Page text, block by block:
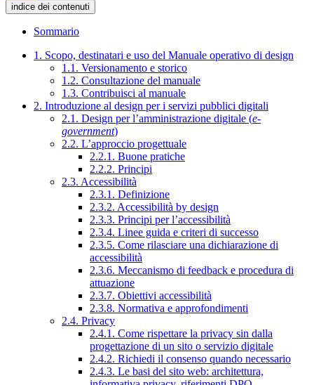
indice dei contenuti
Sommario
1. Scopo, destinatari e uso del Manuale operativo di design
1.1. Versionamento e storico
1.2. Consultazione del manuale
1.3. Contribuisci al manuale
2. Introduzione al design per i servizi pubblici digitali
2.1. Design per l’amministrazione digitale (e-
government)
2.2. L’approccio progettuale
2.2.1. Buone pratiche
2.2.2. Principi
2.3. Accessibilità
2.3.1. Definizione
2.3.2. Accessibilità by design
2.3.3. Principi per l’accessibilità
2.3.4. Linee guida e criteri di successo
2.3.5. Come rilasciare una dichiarazione di
accessibilità
2.3.6. Meccanismo di feedback e procedura di
attuazione
2.3.7. Obiettivi accessibilità
2.3.8. Normativa e approfondimenti
2.4. Privacy
2.4.1. Come rispettare la privacy sin dalla
progettazione di un sito o servizio digitale
2.4.2. Richiedi il consenso quando necessario
2.4.3. Le basi del sito web: architettura,